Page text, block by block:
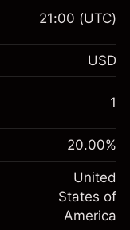
$1,000.00
%
(-$1.08)
-0.000654
%
(-$0.03)
21:00 (UTC)
USD
1
20.00%
United
States of
America